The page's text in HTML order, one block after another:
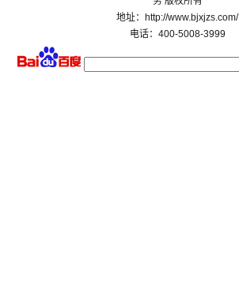
地址：http://www.bjxjzs.com/
电话：400-5008-3999